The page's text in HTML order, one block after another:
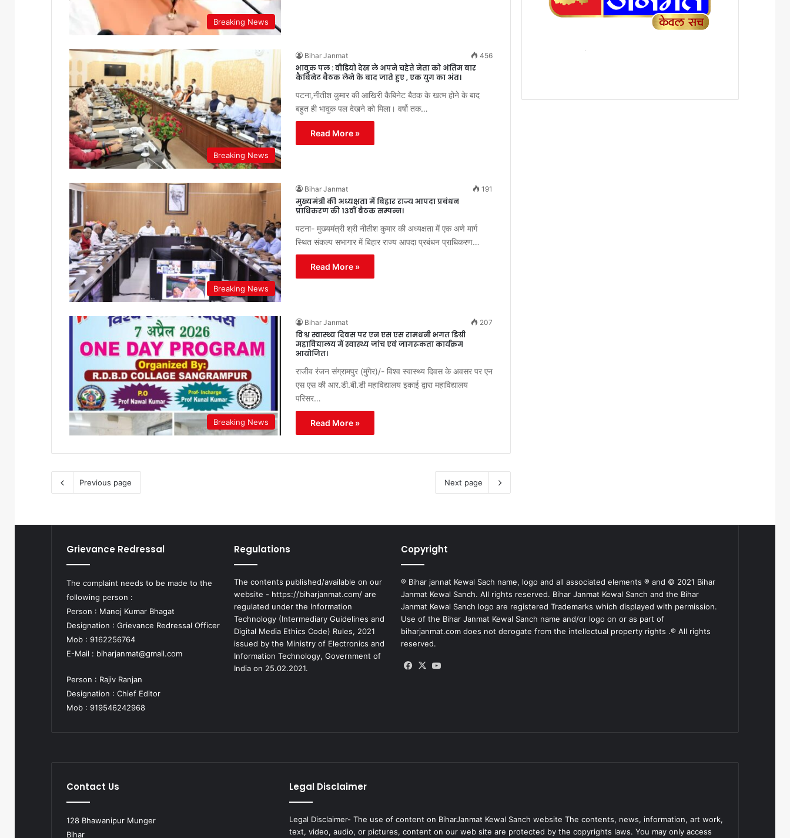
Breaking News
Breaking News
Bihar Janmat 456
भावुक पल : वीडियो देख ले अपने चहेते नेता को अंतिम बार
कैबिनेट बैठक लेने के बाद जाते हुए , एक युग का अंत।
पटना,नीतीश कुमार की आखिरी कैबिनेट बैठक के खत्म होने के बाद
बहुत ही भावुक पल देखने को मिला। वर्षो तक…
Read More »
Breaking News
Bihar Janmat 191
मुख्यमंत्री की अध्यक्षता में बिहार राज्य आपदा प्रबंधन
प्राधिकरण की 13वीं बैठक सम्पन्न।
पटना- मुख्यमंत्री श्री नीतीश कुमार की अध्यक्षता में एक अणे मार्ग
स्थित संकल्प सभागार में बिहार राज्य आपदा प्रबंधन प्राधिकरण…
Read More »
Breaking News
Bihar Janmat 207
विश्व स्वास्थ्य दिवस पर एन एस एस रामधनी भगत डिग्री
महाविद्यालय में स्वास्थ्य जांच एवं जागरूकता कार्यक्रम
आयोजित।
राजीव रंजन संग्रामपुर (मुंगेर)/- विश्व स्वास्थ्य दिवस के अवसर पर एन
एस एस की आर.डी.बी.डी महाविद्यालय इकाई द्वारा महाविद्यालय
परिसर…
Read More »
Previous page Next page
Grievance Redressal
The complaint needs to be made to the
following person :
Person : Manoj Kumar Bhagat
Designation : Grievance Redressal Officer
Mob : 9162256764
E-Mail : biharjanmat@gmail.com
Person : Rajiv Ranjan
Designation : Chief Editor
Mob : 919546242968
Regulations
The contents published/available on our
website - https://biharjanmat.com/ are
regulated under the Information
Technology (Intermediary Guidelines and
Digital Media Ethics Code) Rules, 2021
issued by the Ministry of Electronics and
Information Technology, Government of
India on 25.02.2021.
Copyright
® Bihar jannat Kewal Sach name, logo and all associated elements ® and © 2021 Bihar
Janmat Kewal Sanch. All rights reserved. Bihar Janmat Kewal Sanch and the Bihar
Janmat Kewal Sanch logo are registered Trademarks which displayed with permission.
Use of the Bihar Janmat Kewal Sanch name and/or logo on or as part of
biharjanmat.com does not derogate from the intellectual property rights .® All rights
reserved.
Facebook
X
Contact Us
128 Bhawanipur Munger
Bihar
Legal Disclaimer
Legal Disclaimer- The use of content on BiharJanmat Kewal Sanch website The contents, news, information, art work,
text, video, audio, or pictures, content on our web site are protected by the copyrights laws. You may only access